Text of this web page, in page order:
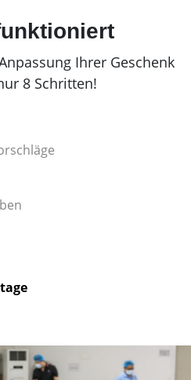
Ihrer Geschenk
8 Schritten!